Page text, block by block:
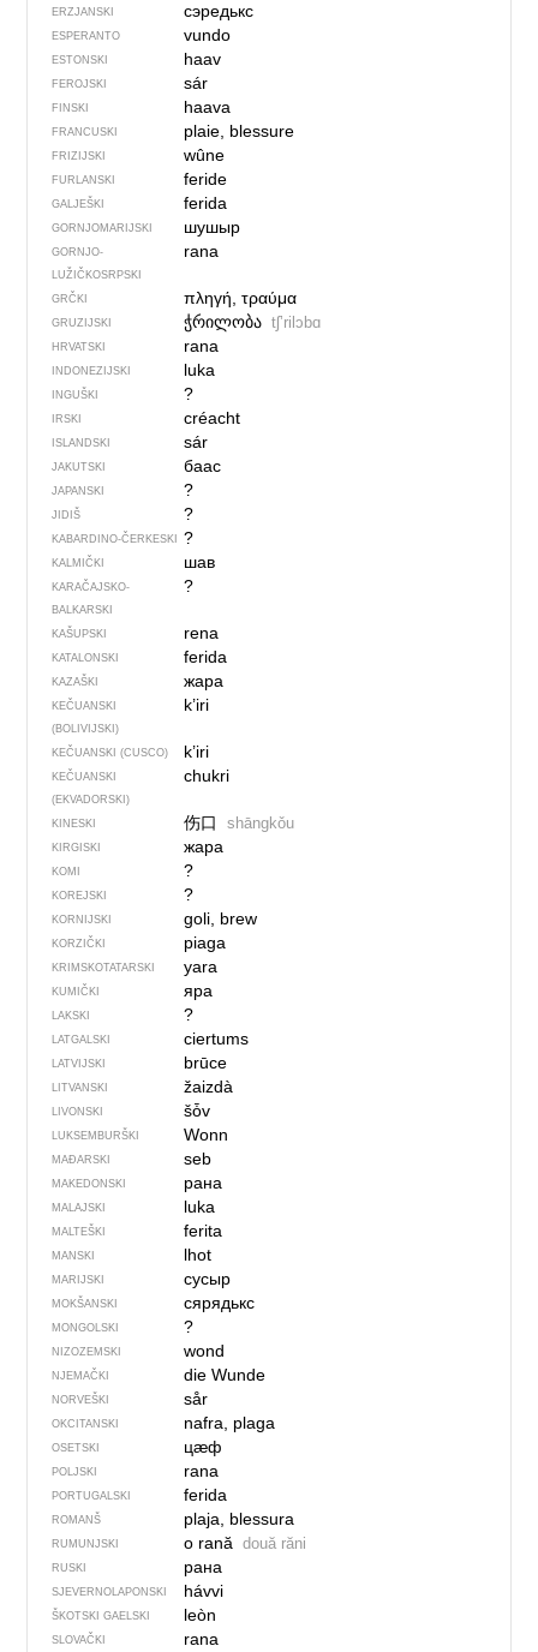
ERZJANSKI сэредькс
ESPERANTO vundo
ESTONSKI haav
FEROJSKI sár
FINSKI haava
FRANCUSKI plaie, blessure
FRIZIJSKI wûne
FURLANSKI feride
GALJEŠKI ferida
GORNJOMARIJSKI шушыр
GORNJO­
LUŽIČKOSRPSKI
rana
GRČKI πληγή, τραύμα
GRUZIJSKI ჭრილობა tʃʼrilɔbɑ
HRVATSKI rana
INDONEZIJSKI luka
INGUŠKI ?
IRSKI créacht
ISLANDSKI sár
JAKUTSKI баас
JAPANSKI ?
JIDIŠ ?
KABARDINO-ČERKESKI ?
KALMIČKI шав
KARAČAJSKO-
BALKARSKI
?
KAŠUPSKI rena
KATALONSKI ferida
KAZAŠKI жара
KEČUANSKI
(BOLIVIJSKI)
k’iri
KEČUANSKI (CUSCO) k’iri
KEČUANSKI
(EKVADORSKI)
chukri
KINESKI 伤口 shāngkǒu
KIRGISKI жара
KOMI ?
KOREJSKI ?
KORNIJSKI goli, brew
KORZIČKI piaga
KRIMSKOTATARSKI yara
KUMIČKI яра
LAKSKI ?
LATGALSKI ciertums
LATVIJSKI brūce
LITVANSKI žaizdà
LIVONSKI šȱv
LUKSEMBURŠKI Wonn
MAĐARSKI seb
MAKEDONSKI рана
MALAJSKI luka
MALTEŠKI ferita
MANSKI lhot
MARIJSKI сусыр
MOKŠANSKI сярядькс
MONGOLSKI ?
NIZOZEMSKI wond
NJEMAČKI die Wunde
NORVEŠKI sår
OKCITANSKI nafra, plaga
OSETSKI цӕф
POLJSKI rana
PORTUGALSKI ferida
ROMANŠ plaja, blessura
RUMUNJSKI o rană două răni
RUSKI рана
SJEVER­NO­LA­PONSKI hávvi
ŠKOTSKI GAELSKI leòn
SLOVAČKI rana